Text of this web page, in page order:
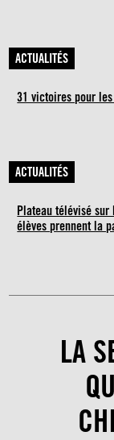
ACTUALITÉS
31 victoires pour
ACTUALITÉS
Plateau télévisé
élèves prennent la
LA